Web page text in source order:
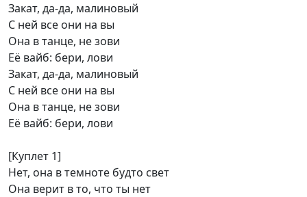
Закат, да-да, малиновый
С ней все они на вы
Она в танце, не зови
Её вайб: бери, лови
Закат, да-да, малиновый
С ней все они на вы
Она в танце, не зови
Её вайб: бери, лови
[Куплет 1]
Нет, она в темноте будто свет
Она верит в то, что ты нет